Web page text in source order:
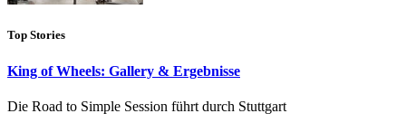
Top Stories
King of Wheels: Gallery & Ergebnisse
Die Road to Simple Session führt durch Stuttgart